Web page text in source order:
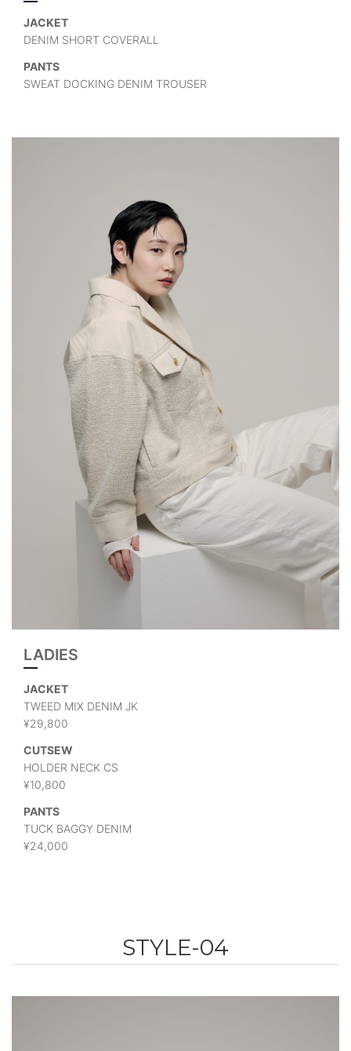
JACKET
DENIM SHORT COVERALL
PANTS
SWEAT DOCKING DENIM TROUSER
LADIES
JACKET
TWEED MIX DENIM JK
¥29,800
CUTSEW
HOLDER NECK CS
¥10,800
PANTS
TUCK BAGGY DENIM
¥24,000
STYLE-04